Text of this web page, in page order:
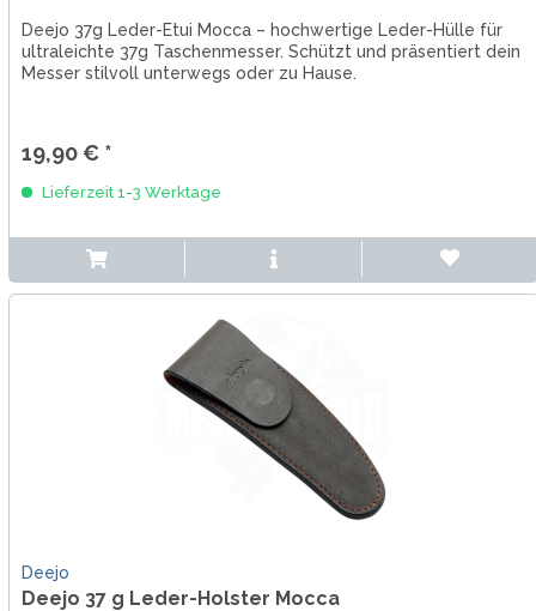
Deejo 37g Leder-Etui Mocca – hochwertige Leder-Hülle für
ultraleichte 37g Taschenmesser. Schützt und präsentiert dein
Messer stilvoll unterwegs oder zu Hause.
19,90 € *
Lieferzeit 1-3 Werktage
Deejo
Deejo 37 g Leder-Holster Mocca